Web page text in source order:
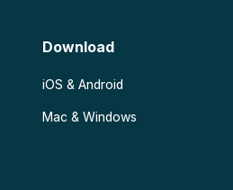
Download
iOS & Android
Mac & Windows